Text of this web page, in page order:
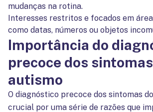
mudanças na rotina.
Interesses restritos e focados em
como datas, números ou objetos
Importância do
precoce dos
autismo
O diagnóstico precoce dos sintomas
crucial por uma série de razões que